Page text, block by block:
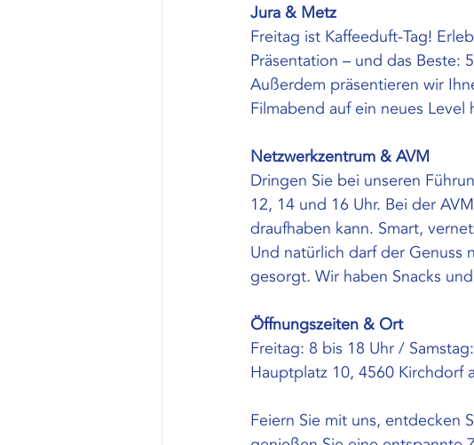
Jura & Metz
Freitag ist Kaffeeduft-Tag!
Präsentation – und das Beste:
Außerdem präsentieren wir
Filmabend auf ein neues Level
Netzwerkzentrum & AVM
Dringen Sie bei unseren
12, 14 und 16 Uhr. Bei der
draufhaben kann. Smart,
Und natürlich darf der Genuss
gesorgt. Wir haben Snacks
Öffnungszeiten & Ort
Freitag: 8 bis 18 Uhr /
Hauptplatz 10, 4560 Kirchdorf
Feiern Sie mit uns, entdecken